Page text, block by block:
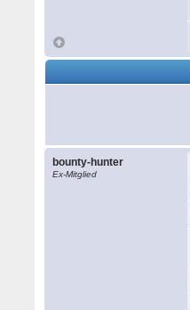
bounty-hunter
Ex-Mitglied